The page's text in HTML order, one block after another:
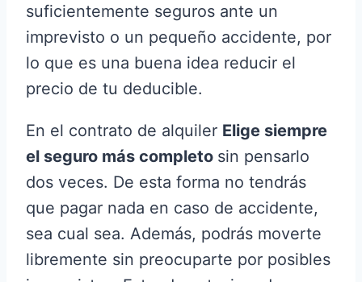
suficientemente seguros ante un
imprevisto o un pequeño accidente, por
lo que es una buena idea reducir el
precio de tu deducible.
En el contrato de alquiler Elige siempre
el seguro más completo sin pensarlo
dos veces. De esta forma no tendrás
que pagar nada en caso de accidente,
sea cual sea. Además, podrás moverte
libremente sin preocuparte por posibles